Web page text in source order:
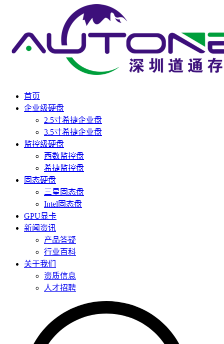
首页
企业级硬盘
2.5寸希捷企业盘
3.5寸希捷企业盘
监控级硬盘
西数监控盘
希捷监控盘
固态硬盘
三星固态盘
Intel固态盘
GPU显卡
新闻资讯
产品答疑
行业百科
关于我们
资质信息
人才招聘